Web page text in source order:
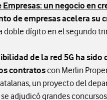
un negocio en
de empresas acelera su
doble dígito en el segundo
de la red 5G ha
contratoscon Merlin
un proyecto del
adjudicó grandes